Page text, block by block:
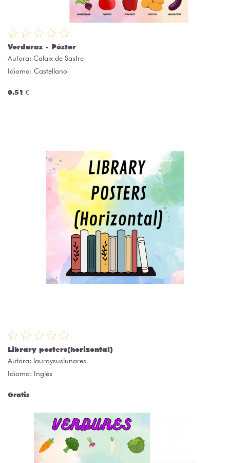
Verduras - Póster
Autora: Calaix de Sastre
Idioma: Castellano
0.51 €
Library posters(horizontal)
Autora: lauraysuslunares
Idioma: Inglés
Gratis